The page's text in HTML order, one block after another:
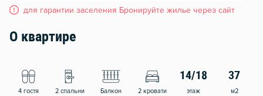
для гарантии заселения Бронируйте жилье через сайт
О квартире
4 гостя 2 спальни Балкон 2 кровати
14/18
этаж
37
м2